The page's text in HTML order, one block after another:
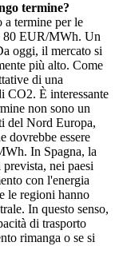
termine?
a termine per le
80 EUR/MWh. Un
oggi, il mercato si
più alto. Come
di una
CO2. È interessante
non sono un
del Nord Europa,
dovrebbe essere
In Spagna, la
nei paesi
con l'energia
le regioni hanno
In questo senso,
di trasporto
rimanga o se si